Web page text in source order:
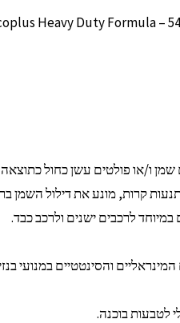
ו/או פולטים עשן כחול
קרות, מונע את דילול השמן
לרכבים ישנים ולרכב כבד.
במנועי בנזין ודיזל. 1,000 מיליליטר מתאים לשימוש מ 10
לטבעות בוכנה.